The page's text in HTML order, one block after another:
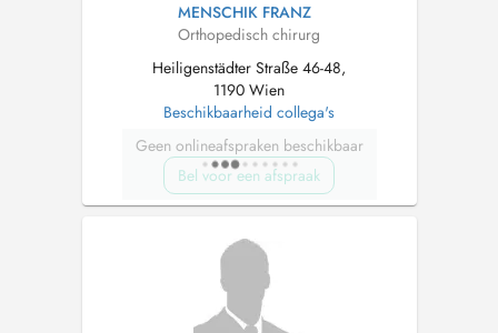
MENSCHIK FRANZ
Orthopedisch chirurg
Heiligenstädter Straße 46-48,
1190 Wien
Beschikbaarheid collega's
Geen onlineafspraken beschikbaar
Bel voor een afspraak